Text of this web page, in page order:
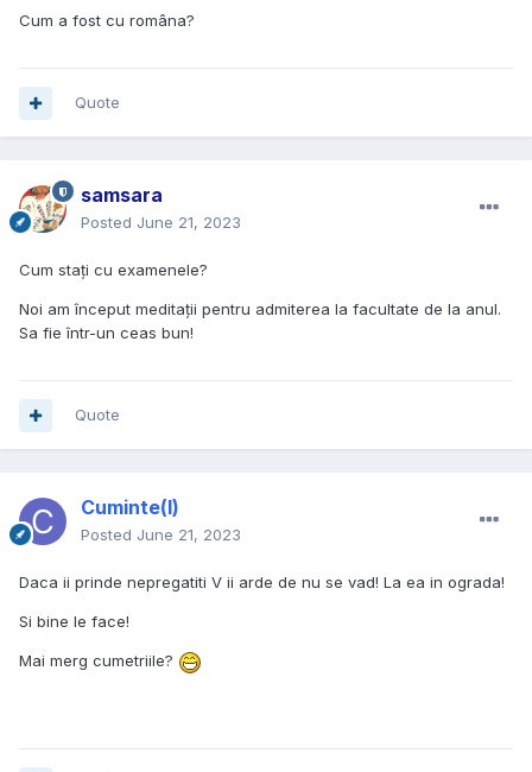
Cum a fost cu româna?
Quote
samsara
Posted June 21, 2023
Cum stați cu examenele?
Noi am început meditații pentru admiterea la facultate de la anul.
Sa fie într-un ceas bun!
Quote
Cuminte(l)
Posted June 21, 2023
Daca ii prinde nepregatiti V ii arde de nu se vad! La ea in ograda!
Si bine le face!
Mai merg cumetriile?